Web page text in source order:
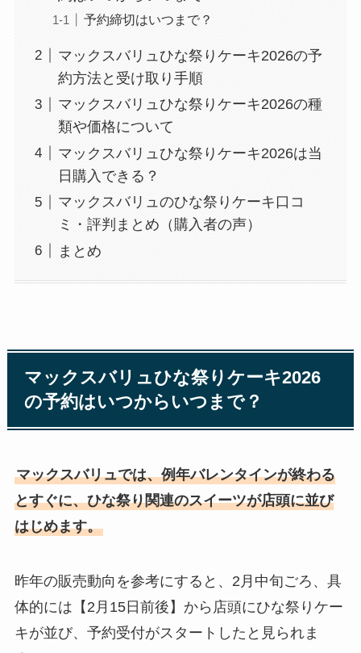
予約締切はいつまで？
マックスバリュひな祭りケーキ2026の予
約方法と受け取り手順
マックスバリュひな祭りケーキ2026の種
類や価格について
マックスバリュひな祭りケーキ2026は当
日購入できる？
マックスバリュのひな祭りケーキ口コ
ミ・評判まとめ（購入者の声）
まとめ
マックスバリュひな祭りケーキ2026
の予約はいつからいつまで？
マックスバリュでは、例年バレンタインが終わる
とすぐに、ひな祭り関連のスイーツが店頭に並び
はじめます。
昨年の販売動向を参考にすると、2月中旬ごろ、具
体的には【2月15日前後】から店頭にひな祭りケー
キが並び、予約受付がスタートしたと見られま